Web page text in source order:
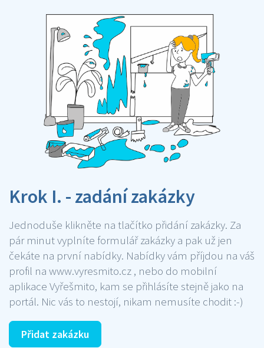
Krok I. - zadání zakázky
Jednoduše klikněte na tlačítko přidání zakázky. Za
pár minut vyplníte formulář zakázky a pak už jen
čekáte na první nabídky. Nabídky vám příjdou na váš
profil na www.vyresmito.cz , nebo do mobilní
aplikace Vyřešmito, kam se přihlásíte stejně jako na
portál. Nic vás to nestojí, nikam nemusíte chodit :-)
Přidat zakázku